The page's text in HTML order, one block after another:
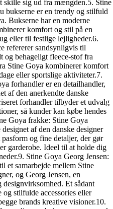
skille sig ud fra mængden.5. Stine
bukserne er en trendy og stilfuld
Bukserne har en moderne
komfort og stil på en
eller til festlige lejligheder.6.
refererer sandsynligvis til
og behageligt fleece-stof fra
Stine Goya kombinerer komfort
eller sportslige aktiviteter.7.
forhandler er en detailhandler,
af den anerkendte danske
forhandler tilbyder et udvalg
så kunder kan købe hendes
Goya frakke: Stine Goya
af den danske designer
og fine detaljer, der gør
garderobe. Ideel til at holde dig
Stine Goya Georg Jensen:
et samarbejde mellem Stine
og Georg Jensen, en
Et sådant
stilfulde accessories eller
brands kreative visioner.10.